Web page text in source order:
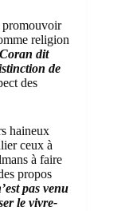
promouvoir
religion
dit
de
des
haineux
ceux à
à faire
propos
pas venu
le vivre-